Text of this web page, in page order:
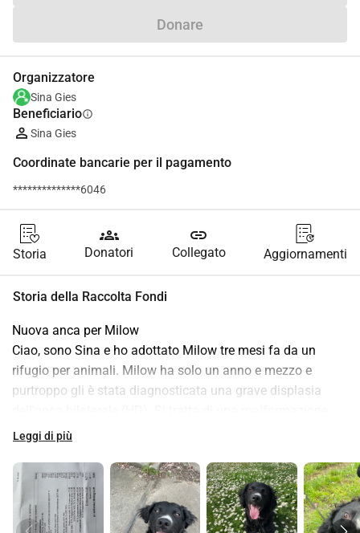
Donare
Organizzatore
Sina Gies
Beneficiarioinfo
Sina Gies
Coordinate bancarie per il pagamento
**************6046
Storia
groups
Donatori
link
Collegato Aggiornamenti
Storia della Raccolta Fondi
Nuova anca per Milow
Ciao, sono Sina e ho adottato Milow tre mesi fa da un
rifugio per animali. Milow ha solo un anno e mezzo e
purtroppo gli è stata diagnosticata una grave displasia
dell'anca probabilmente di origine genetica, che è
che è già presente l'artrosi. La destra non sembra essere
molto meglio. Per evitare che Milow abbia dolore per tutta
la vita e che alla fine non possa più camminare
Leggi di più